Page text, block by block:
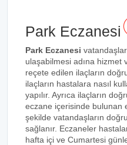
Park Eczanesi
Park Eczanesi
ulaşabilmesi adına hizmet
reçete edilen ilaçların
ilaçların hastalara nasıl
yapılır. Ayrıca ilaçların
eczane içerisinde bulunan
şekilde vatandaşların
sağlanır. Eczaneler
hafta içi ve Cumartesi